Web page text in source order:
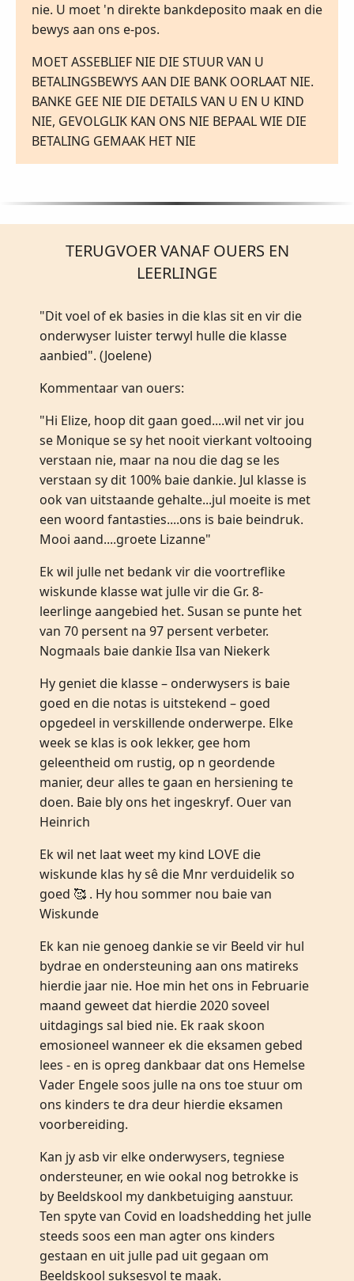
nie. U moet 'n direkte bankdeposito maak en die
bewys aan ons e-pos.
MOET ASSEBLIEF NIE DIE STUUR VAN U
BETALINGSBEWYS AAN DIE BANK OORLAAT NIE.
BANKE GEE NIE DIE DETAILS VAN U EN U KIND
NIE, GEVOLGLIK KAN ONS NIE BEPAAL WIE DIE
BETALING GEMAAK HET NIE
TERUGVOER VANAF OUERS EN
LEERLINGE
"Dit voel of ek basies in die klas sit en vir die
onderwyser luister terwyl hulle die klasse
aanbied". (Joelene)
Kommentaar van ouers:
"Hi Elize, hoop dit gaan goed....wil net vir jou
se Monique se sy het nooit vierkant voltooing
verstaan nie, maar na nou die dag se les
verstaan sy dit 100% baie dankie. Jul klasse is
ook van uitstaande gehalte...jul moeite is met
een woord fantasties....ons is baie beindruk.
Mooi aand....groete Lizanne"
Ek wil julle net bedank vir die voortreflike
wiskunde klasse wat julle vir die Gr. 8-
leerlinge aangebied het. Susan se punte het
van 70 persent na 97 persent verbeter.
Nogmaals baie dankie Ilsa van Niekerk
Hy geniet die klasse – onderwysers is baie
goed en die notas is uitstekend – goed
opgedeel in verskillende onderwerpe. Elke
week se klas is ook lekker, gee hom
geleentheid om rustig, op n geordende
manier, deur alles te gaan en hersiening te
doen. Baie bly ons het ingeskryf. Ouer van
Heinrich
Ek wil net laat weet my kind LOVE die
wiskunde klas hy sê die Mnr verduidelik so
goed 🥰 . Hy hou sommer nou baie van
Wiskunde
Ek kan nie genoeg dankie se vir Beeld vir hul
bydrae en ondersteuning aan ons matireks
hierdie jaar nie. Hoe min het ons in Februarie
maand geweet dat hierdie 2020 soveel
uitdagings sal bied nie. Ek raak skoon
emosioneel wanneer ek die eksamen gebed
lees - en is opreg dankbaar dat ons Hemelse
Vader Engele soos julle na ons toe stuur om
ons kinders te dra deur hierdie eksamen
voorbereiding.
Kan jy asb vir elke onderwysers, tegniese
ondersteuner, en wie ookal nog betrokke is
by Beeldskool my dankbetuiging aanstuur.
Ten spyte van Covid en loadshedding het julle
steeds soos een man agter ons kinders
gestaan en uit julle pad uit gegaan om
Beeldskool suksesvol te maak.